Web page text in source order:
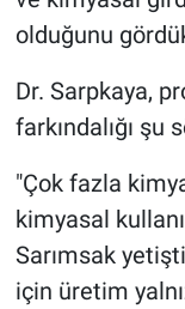
olduğunu
Dr. Sarpkaya,
farkındalığı şu
"Çok fazla
kimyasal
Sarımsak
için üretim